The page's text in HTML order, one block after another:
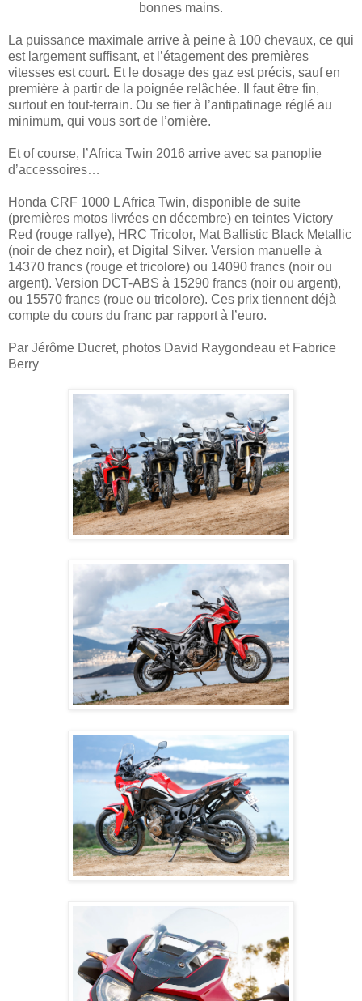
bonnes mains.
La puissance maximale arrive à peine à 100 chevaux, ce qui
est largement suffisant, et l’étagement des premières
vitesses est court. Et le dosage des gaz est précis, sauf en
première à partir de la poignée relâchée. Il faut être fin,
surtout en tout-terrain. Ou se fier à l’antipatinage réglé au
minimum, qui vous sort de l’ornière.
Et of course, l’Africa Twin 2016 arrive avec sa panoplie
d’accessoires…
Honda CRF 1000 L Africa Twin, disponible de suite
(premières motos livrées en décembre) en teintes Victory
Red (rouge rallye), HRC Tricolor, Mat Ballistic Black Metallic
(noir de chez noir), et Digital Silver. Version manuelle à
14370 francs (rouge et tricolore) ou 14090 francs (noir ou
argent). Version DCT-ABS à 15290 francs (noir ou argent),
ou 15570 francs (roue ou tricolore). Ces prix tiennent déjà
compte du cours du franc par rapport à l’euro.
Par Jérôme Ducret, photos David Raygondeau et Fabrice
Berry